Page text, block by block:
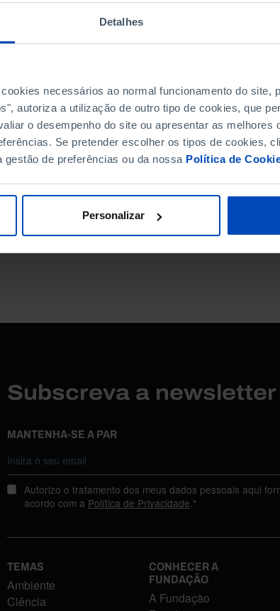
Detalhes
necessários ao normal funcionamento do site,
autoriza a utilização de outro tipo de cookies, que
o desempenho do site ou apresentar as melhores
Se pretender escolher os tipos de cookies,
de preferências ou da nossa Política de
Personalizar
DATA DE FIM
Subscreva a
MANTENHA-SE A PAR
Autorizo o tratamento dos meus dados pessoais aqui
acordo com a Política de Privacidade.*
TEMAS
Ambiente
Ciência
CONHECER A
FUNDAÇÃO
A Fundação